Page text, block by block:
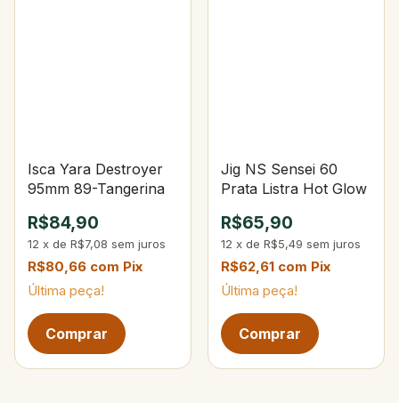
Isca Yara Destroyer
95mm 89-Tangerina
R$84,90
12 x de R$7,08 sem juros
R$80,66 com Pix
Última peça!
Jig NS Sensei 60
Prata Listra Hot Glow
R$65,90
12 x de R$5,49 sem juros
R$62,61 com Pix
Última peça!